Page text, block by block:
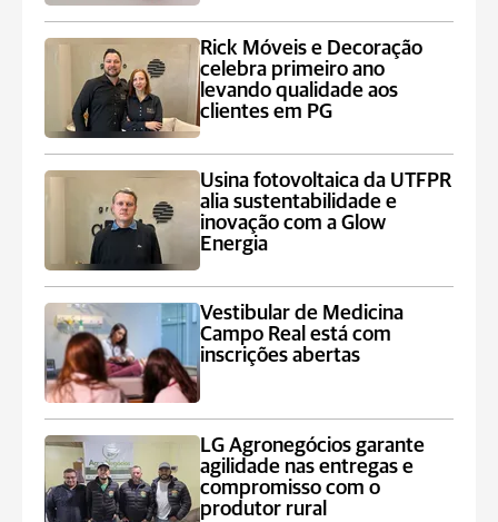
Rick Móveis e Decoração
celebra primeiro ano
levando qualidade aos
clientes em PG
Usina fotovoltaica da UTFPR
alia sustentabilidade e
inovação com a Glow
Energia
Vestibular de Medicina
Campo Real está com
inscrições abertas
LG Agronegócios garante
agilidade nas entregas e
compromisso com o
produtor rural